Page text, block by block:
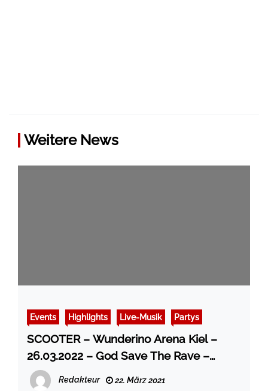
Weitere News
Events Highlights Live-Musik Partys
SCOOTER – Wunderino Arena Kiel –
26.03.2022 – God Save The Rave –
Arena Tour
Redakteur 22. März 2021